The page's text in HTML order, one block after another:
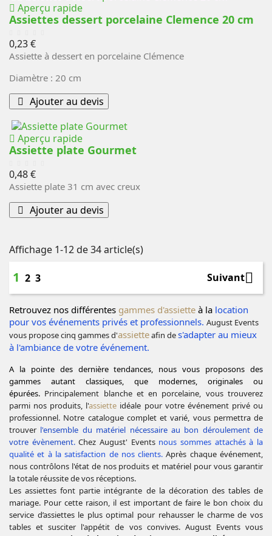
Aperçu rapide
Assiettes dessert porcelaine Clemence 20 cm
Prix
0,23 €
Assiette à dessert en porcelaine Clémence
Diamètre : 20 cm
Ajouter au devis
Aperçu rapide
Assiette plate Gourmet
Prix
0,48 €
Assiette plate 31 cm avec creux
Ajouter au devis
Affichage 1-12 de 34 article(s)
1 2 3 Suivant
Retrouvez nos différentes gammes d'assiette à la location
pour vos événements privés et professionnels. August Events
vous propose cinq gammes d'assietteafin des'adapter au mieux
à l'ambiance de votre événement.
A la pointe des dernière tendances, nous vous proposons des
gammes autant classiques, que modernes, originales ou
épurées. Principalement blanche et en porcelaine, vous trouverez
parmi nos produits, l'assiette idéale pour votre événement privé ou
professionnel. Notre catalogue complet et varié, vous permettra de
trouver l'ensemble du matériel nécessaire au bon déroulement de
votre évènement.Chez August' Events nous sommes attachés à la
qualité et à la satisfaction de nos clients. Après chaque événement,
nous contrôlons l'état de nos produits et matériel pour vous garantir
la totale réussite de vos réceptions.
Les assiettes font partie intégrante de la décoration des tables de
mariage. Pour cette raison, il est important de faire le bon choix du
service d’assiettes le plus optimal pour rehausser le charme de vos
tables et susciter l'appétit de vos convives. August Events vous